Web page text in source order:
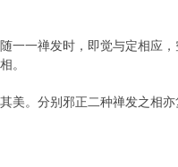
一一禅发时，即觉与定相应
。
美。分别邪正二种禅发之相亦